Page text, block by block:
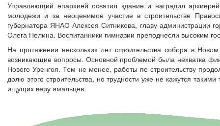
Управляющий епархией освятил здание и наградил
молодежи и за неоценимое участие в строительстве
губернатора ЯНАО Алексея Ситникова, главу администрации
Олега Нелина. Воспитанники гимназии преподнесли высоким
На протяжении нескольких лет строительства собора в
возникающие вопросы. Основной проблемой была нехватка
Нового Уренгоя. Тем не менее, работы по строительству
долю этого строительства, но трудности уже не кажутся
ищущих веру ямальцев.